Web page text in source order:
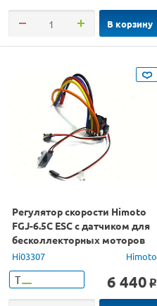
В корзину
Регулятор скорости Himoto
FGJ-6.5С ESC с датчиком для
бесколлекторных моторов
60А
Hi03307 Himoto
Т 6 440 o